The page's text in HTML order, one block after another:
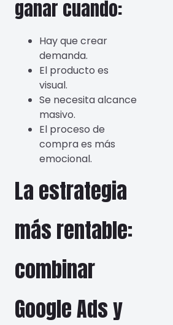
ganar cuando:
Hay que crear
demanda.
El producto es
visual.
Se necesita alcance
masivo.
El proceso de
compra es más
emocional.
La estrategia
más rentable:
combinar
Google Ads y